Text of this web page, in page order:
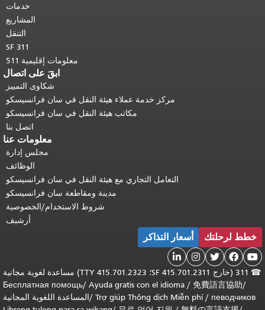
خدمات
المشاريع
التنقل
SF 311
معلومات إقليمية 511
ابقَ على اتصال
شكاوى التمييز
مركز خدمة عملاء هيئة النقل في سان فرانسيسكو
مكاتب هيئة النقل في سان فرانسيسكو
اتصل بنا
معلومات عنا
مجلس إدارة
الوظائف
التعامل التجاري مع هيئة النقل في سان فرانسيسكو
مدينة ومقاطعة سان فرانسيسكو
شروط الاستخدام/الخصوصية
أرشيف
خطط لرحلتك أسعار التذاكر





☎
311 (خارج SF 415.701.2311؛ TTY 415.701.2323) مساعدة لغوية مجانية
/
免費語言協助
/
Ayuda gratis con el idioma
/
Бесплатная помощь
певодчиков
/
Trợ giúp Thông dịch Miễn phí
/المساعدة اللغوية المجانية